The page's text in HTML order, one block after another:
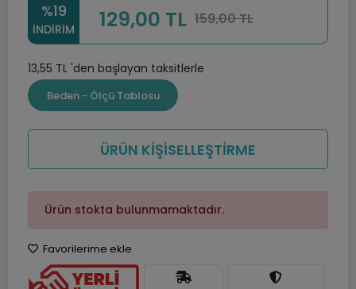
%19
INDIRIM
159,00 TL
129,00 TL
13,55 TL 'den başlayan taksitlerle
Beden - Ölçü Tablosu
ÜRÜN KİŞİSELLEŞTİRME
Ürün stokta bulunmamaktadır.
Favorilerime ekle